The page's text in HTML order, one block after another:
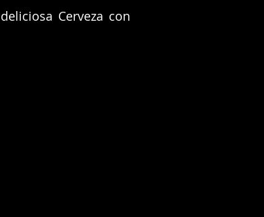
Cerveza con